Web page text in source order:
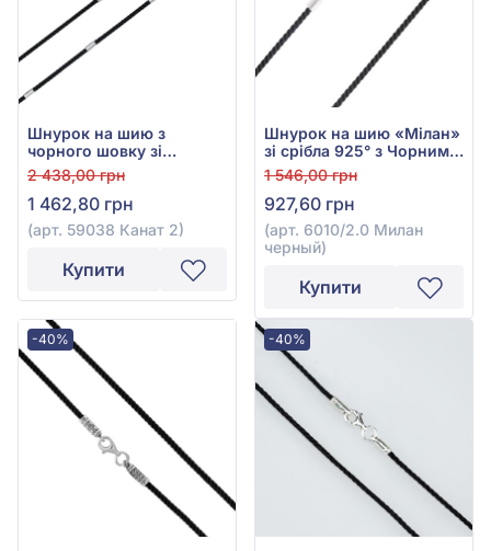
Шнурок на шию з
чорного шовку зі
сріблом 925°, арт. 59038
Канат 2
2 438,00 грн
1 462,80 грн
(арт. 59038 Канат 2)
Купити
Шнурок на шию «Мілан»
зі срібла 925° з Чорним
Текстилем, арт. 6010/2.0
Милан черный
1 546,00 грн
927,60 грн
(арт. 6010/2.0 Милан
черный)
Купити
-40% -40%